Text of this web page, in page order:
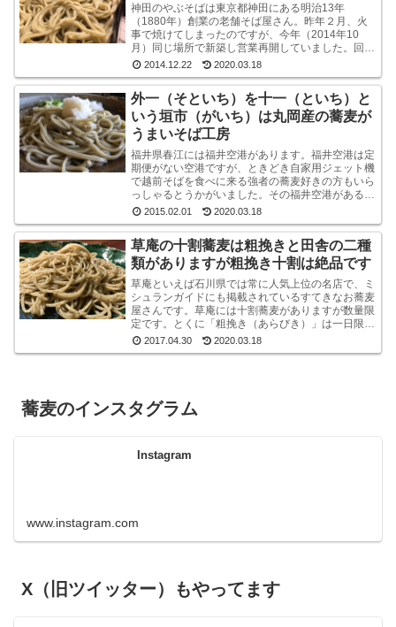
神田のやぶそばは東京都神田にある明治13年
（1880年）創業の老舗そば屋さん。昨年２月、火
事で焼けてしまったのですが、今年（2014年10
月）同じ場所で新築し営業再開していました。回り
は高層ビルばかりという都内一等地に、ビルではな
2014.12.22 2020.03.18
外一（そといち）を十一（といち）と
いう垣市（がいち）は丸岡産の蕎麦が
うまいそば工房
福井県春江には福井空港があります。福井空港は定
期便がない空港ですが、ときどき自家用ジェット機
で越前そばを食べに来る強者の蕎麦好きの方もいら
っしゃるとうかがいました。その福井空港がある春
江には、垣市（がいち）という小さなお蕎麦屋さん
2015.02.01 2020.03.18
草庵の十割蕎麦は粗挽きと田舎の二種
類がありますが粗挽き十割は絶品です
草庵といえば石川県では常に人気上位の名店で、ミ
シュランガイドにも掲載されているすてきなお蕎麦
屋さんです。草庵には十割蕎麦がありますが数量限
定です。とくに「粗挽き（あらびき）」は一日限定
１０食というレアな十割蕎麦です。もしも、十割粗
2017.04.30 2020.03.18
蕎麦のインスタグラム
Instagram
www.instagram.com
X（旧ツイッター）もやってます